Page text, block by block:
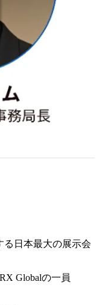
る日本最大の展示会
Globalの一員